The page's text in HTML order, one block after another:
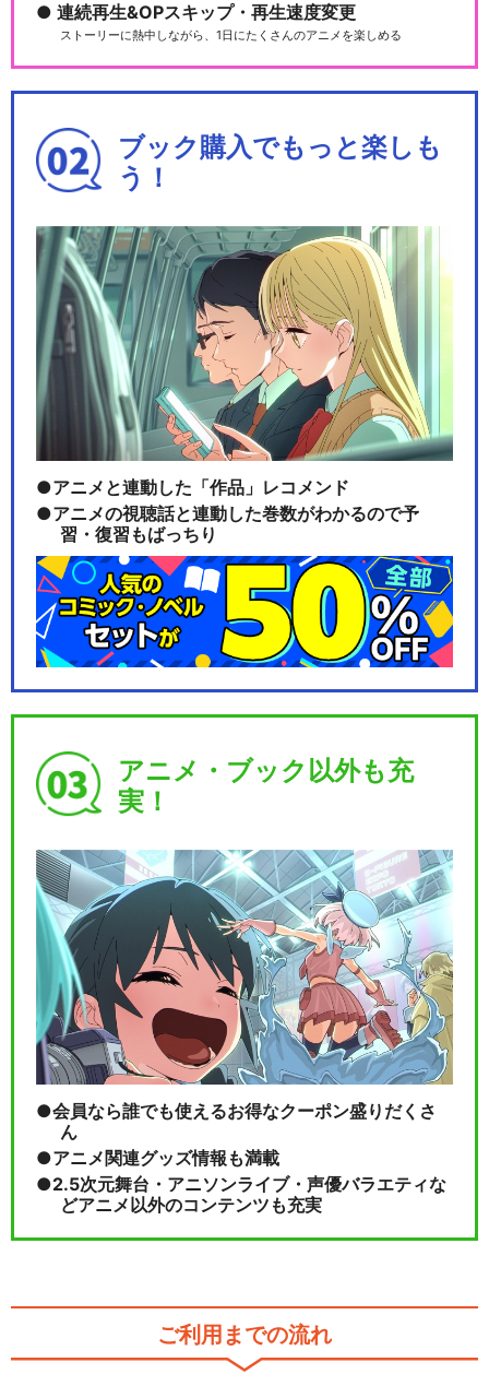
連続再生&OPスキップ・再生速度変更
ストーリーに熱中しながら、1日にたくさんのアニメを楽しめる
ブック購入でもっと楽しも
う！
アニメと連動した「作品」レコメンド
アニメの視聴話と連動した巻数がわかるので予
習・復習もばっちり
アニメ・ブック以外も充
実！
会員なら誰でも使えるお得なクーポン盛りだくさ
ん
アニメ関連グッズ情報も満載
2.5次元舞台・アニソンライブ・声優バラエティな
どアニメ以外のコンテンツも充実
ご利用までの流れ